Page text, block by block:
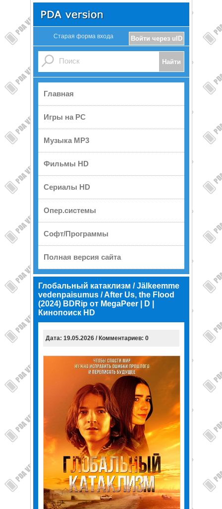
Войти через uID
Старая форма входа
Главная
Игры на PC
Музыка MP3
Фильмы HD
Сериалы HD
Опер.системы
Софт/Программы
Полная версия сайта
Глобальный катаклизм / Jälkeemme
vedenpaisumus / After Us, the Flood
(2024) BDRip от MegaPeer | D |
Кинопоиск HD
Дата: 19.05.2026 / Комментариев: 0